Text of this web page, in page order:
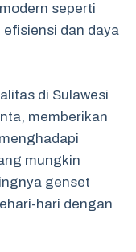
seperti
efisiensi dan daya
di Sulawesi
memberikan
mungkin
genset
hari dengan